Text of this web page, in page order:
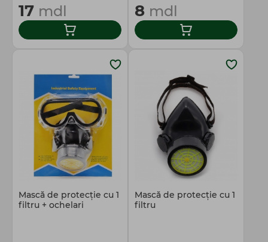
17 mdl 8 mdl
Mască de protecţie cu 1
filtru + ochelari
Mască de protecţie cu 1
filtru